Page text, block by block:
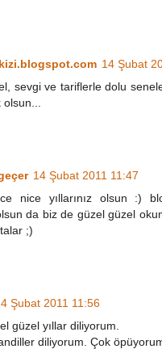
14 Şubat
sevgi ve tariflerle dolu
14 Şubat 2011 11:47
nice yıllarınız olsun :)
da biz de güzel güzel
;)
Şubat 2011 11:56
güzel yıllar diliyorum.
diliyorum. Çok